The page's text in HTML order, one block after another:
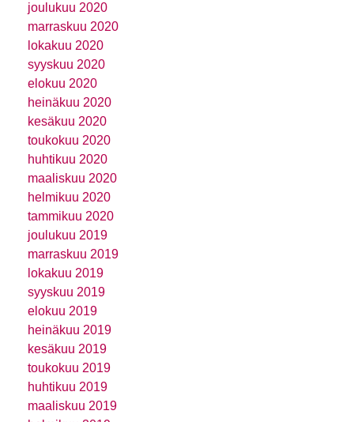
joulukuu 2020
marraskuu 2020
lokakuu 2020
syyskuu 2020
elokuu 2020
heinäkuu 2020
kesäkuu 2020
toukokuu 2020
huhtikuu 2020
maaliskuu 2020
helmikuu 2020
tammikuu 2020
joulukuu 2019
marraskuu 2019
lokakuu 2019
syyskuu 2019
elokuu 2019
heinäkuu 2019
kesäkuu 2019
toukokuu 2019
huhtikuu 2019
maaliskuu 2019